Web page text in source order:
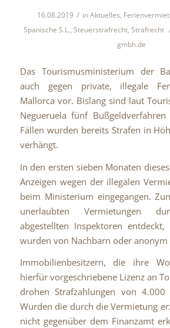
16.08.2019 / inAktuelles,
Spanische S.L., Steuerstrafrecht, Strafrecht
gmbh.de
Das Tourismusministerium der
auch gegen private, illegale
Mallorca vor. Bislang sind laut
Negueruela fünf
Fällen wurden bereits Strafen in
verhängt.
In den ersten sieben Monaten
Anzeigen wegen der illegalen
beim Ministerium eingegangen.
unerlaubten Vermietungen
abgestellten Inspektoren
wurden von Nachbarn oder anonym
Immobilienbesitzern, die ihre
hierfür vorgeschriebene Lizenz an
drohen Strafzahlungen von
Wurden die durch die Vermietung
nicht gegenüber dem Finanzamt